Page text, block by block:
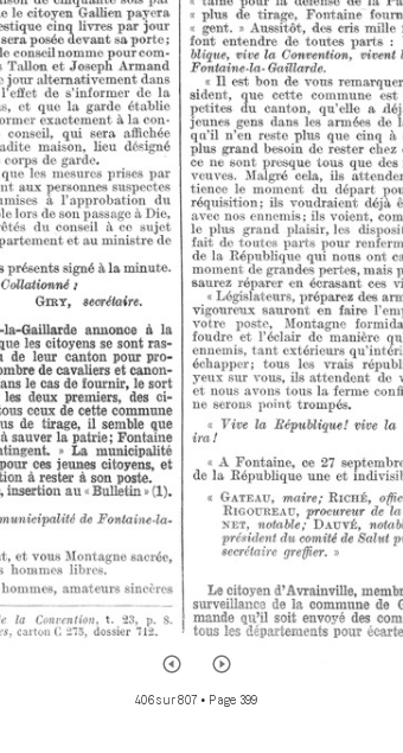
406 sur 807 • Page 399